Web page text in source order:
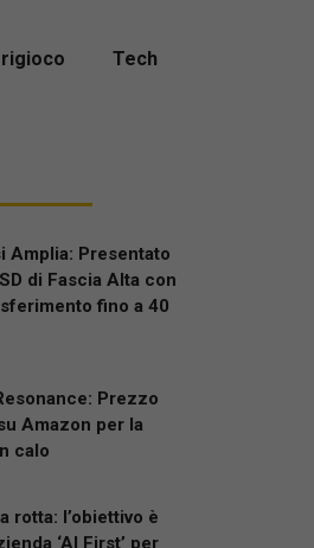
Tech
Amplia: Presentato
di Fascia Alta con
fino a 40
Prezzo
Amazon per la
calo
rotta: l’obiettivo è
‘AI First’ per